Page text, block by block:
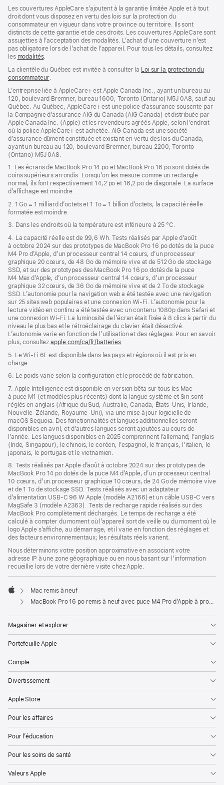
une
nouvelle
fenêtre)
Les couvertures AppleCare s’ajoutent à la garantie limitée Apple et à tout
droit dont vous disposez en vertu des lois sur la protection du
consommateur en vigueur dans votre province ou territoire. Ils sont
distincts de cette garantie et de ces droits. Les couvertures AppleCare sont
assujetties à l’acceptation des modalités. L’achat d’une couverture n’est
pas obligatoire lors de l’achat de l’appareil. Pour tous les détails, consultez
les modalités(s’ouvre
une
nouvelle
fenêtre)
.
La clientèle du Québec est invitée à consulter la Loi sur la protection du
consommateur(s’ouvre
une
nouvelle
fenêtre)
.
L’entreprise liée à AppleCare+ est Apple Canada Inc., ayant un bureau au
120, boulevard Bremner, bureau 1600, Toronto (Ontario) M5J 0A8, sauf au
Québec. Au Québec, AppleCare+ est une police d’assurance souscrite par
la Compagnie d’assurance AIG du Canada (AIG Canada) et distribuée par
Apple Canada Inc. (Apple) et les revendeurs agréés Apple, selon l’endroit
où la police AppleCare+ est achetée. AIG Canada est une société
d’assurance dûment constituée et existant en vertu des lois du Canada,
ayant un bureau au 120, boulevard Bremner, bureau 2200, Toronto
(Ontario) M5J 0A8.
1. Les écrans de MacBook Pro 14 po et MacBook Pro 16 po sont dotés de
coins supérieurs arrondis. Lorsqu’on les mesure comme un rectangle
normal, ils font respectivement 14,2 po et 16,2 po de diagonale. La surface
d’affichage est moindre.
2. 1 Go = 1 milliard d’octets et 1 To = 1 billion d’octets; la capacité réelle
formatée est moindre.
3. Dans les endroits où la température est inférieure à 25 °C.
4. La capacité réelle est de 99,6 Wh. Tests réalisés par Apple d’août
à octobre 2024 sur des prototypes de MacBook Pro 16 po dotés de la puce
M4 Pro d’Apple, d’un processeur central 14 cœurs, d’un processeur
graphique 20 cœurs, de 48 Go de mémoire vive et de 512 Go de stockage
SSD, et sur des prototypes des MacBook Pro 16 po dotés de la puce
M4 Max d’Apple, d’un processeur central 14 cœurs, d’un processeur
graphique 32 cœurs, de 36 Go de mémoire vive et de 2 To de stockage
SSD. L’autonomie pour la navigation web a été testée avec une navigation
sur 25 sites web populaires et une connexion Wi-Fi. L’autonomie pour la
lecture vidéo en continu a été testée avec un contenu 1080p dans Safari et
une connexion Wi-Fi. La luminosité de l’écran était fixée à 8 clics à partir du
niveau le plus bas et le rétroéclairage du clavier était désactivé.
L’autonomie varie en fonction de l’utilisation et des réglages. Pour en savoir
plus, consultezapple.com/ca/fr/batteries.
5. Le Wi‑Fi 6E est disponible dans les pays et régions où il est pris en
charge.
6. Le poids varie selon la configuration et le procédé de fabrication.
7. Apple Intelligence est disponible en version bêta sur tous les Mac
à puce M1 (et modèles plus récents) dont la langue système et Siri sont
réglés en anglais (Afrique du Sud, Australie, Canada, États-Unis, Irlande,
Nouvelle-Zélande, Royaume-Uni), via une mise à jour logicielle de
macOS Sequoia. Des fonctionnalités et langues additionnelles seront
disponibles en avril, et d’autres langues seront ajoutées au cours de
l’année. Les langues disponibles en 2025 comprennent l’allemand, l’anglais
(Inde, Singapour), le chinois, le coréen, l’espagnol, le français, l’italien, le
japonais, le portugais et le vietnamien.
8. Tests réalisés par Apple d’août à octobre 2024 sur des prototypes de
MacBook Pro 14 po dotés de la puce M4 d’Apple, d’un processeur central
10 cœurs, d’un processeur graphique 10 cœurs, de 24 Go de mémoire vive
et de 1 To de stockage SSD. Tests réalisés avec un adaptateur
d’alimentation USB-C 96 W Apple (modèle A2166) et un câble USB-C vers
MagSafe 3 (modèle A2363). Tests de recharge rapide réalisés sur des
MacBook Pro complètement déchargés. Le temps de recharge a été
calculé à compter du moment où l’appareil sort de veille ou du moment où le
logo Apple s’affiche, au démarrage, et il varie en fonction des réglages et
des facteurs environnementaux; les résultats réels varient.
Nous déterminons votre position approximative en associant votre
adresse IP à une zone géographique ou en nous basant sur l’information
recueillie lors de votre dernière visite chez Apple.
Apple
Mac remis à neuf
MacBook Pro 16 po remis à neuf avec puce M4 Pro d’Apple à processeur central 14 cœurs et processeur graphique 20 cœurs - Argent
Magasiner et explorer
Portefeuille Apple
Compte
Divertissement
Apple Store
Pour les affaires
Pour l’éducation
Pour les soins de santé
Valeurs Apple